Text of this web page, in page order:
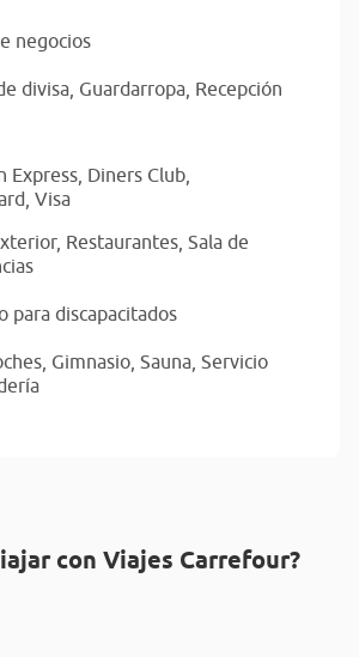
negocios
divisa, Guardarropa, Recepción
Express, Diners Club,
Visa
Restaurantes, Sala de
para discapacitados
Gimnasio, Sauna, Servicio
con Viajes Carrefour?